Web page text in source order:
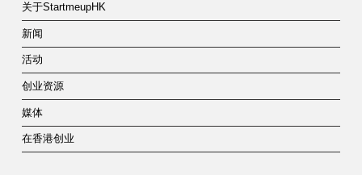
关于StartmeupHK
新闻
活动
创业资源
媒体
在香港创业